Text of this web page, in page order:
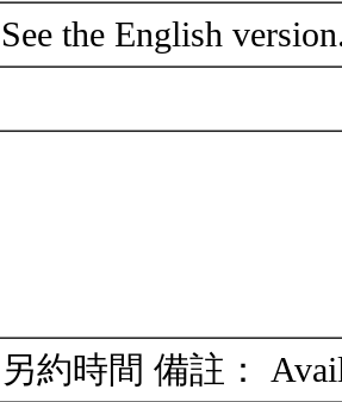
See the English
另約時間 備註：